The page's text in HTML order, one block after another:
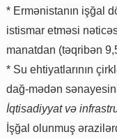
* Ermənistanın işğal
istismar etməsi
manatdan (təqribən
* Su ehtiyatlarının
dağ-mədən
İqtisadiyyat və
İşğal olunmuş